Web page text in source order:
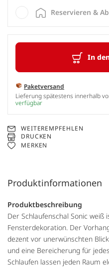
In
Paketversand
Lieferung spätestens innerhalb
verfügbar
Reservieren &
WEITEREMPFEHLEN
DRUCKEN
MERKEN
Produktinformationen
Produktbeschreibung
Der Schlaufenschal Sonic
Fensterdekoration. Der
dezent vor unerwünschten
und eine Bereicherung für
Schlaufen lassen jeden Raum